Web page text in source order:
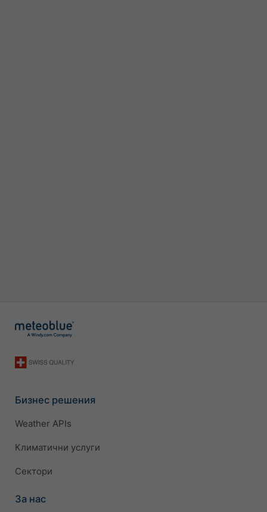
Бизнес решения
Weather APIs
Климатични услуги
Сектори
За нас